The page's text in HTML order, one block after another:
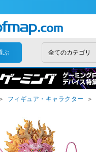
ぶ
＞ フィギュア・キャラクター ＞